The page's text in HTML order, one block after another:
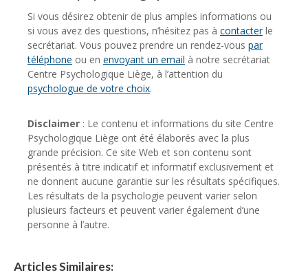
Si vous désirez obtenir de plus amples informations ou
si vous avez des questions, n’hésitez pas à contacterle
secrétariat. Vous pouvez prendre un rendez-vous par
téléphone ou en envoyant un email à notre secrétariat
Centre Psychologique Liège, à l’attention du
psychologue de votre choix.
Disclaimer : Le contenu et informations du site Centre
Psychologique Liège ont été élaborés avec la plus
grande précision. Ce site Web et son contenu sont
présentés à titre indicatif et informatif exclusivement et
ne donnent aucune garantie sur les résultats spécifiques.
Les résultats de la psychologie peuvent varier selon
plusieurs facteurs et peuvent varier également d’une
personne à l’autre.
Articles Similaires: